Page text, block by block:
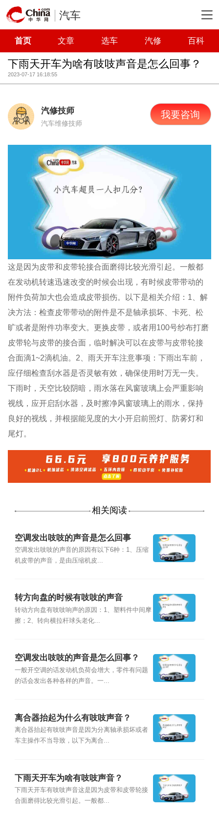
汽车
首页 文章 选车 汽修 百科
下雨天开车为啥有吱吱声音是怎么回事？
2023-07-17 16:18:55
汽修技师
汽车维修技师
我要咨询
这是因为皮带和皮带轮接合面磨得比较光滑引起。一般都
在发动机转速迅速改变的时候会出现，有时候皮带带动的
附件负荷加大也会造成皮带损伤。以下是相关介绍：1、解
决方法：检查皮带带动的附件是不是轴承损坏、卡死、松
旷或者是附件功率变大。更换皮带，或者用100号纱布打磨
皮带轮与皮带的接合面，临时解决可以在皮带与皮带轮接
合面滴1~2滴机油。2、雨天开车注意事项：下雨出车前，
应仔细检查刮水器是否灵敏有效，确保使用时万无一失。
下雨时，天空比较阴暗，雨水落在风窗玻璃上会严重影响
视线，应开启刮水器，及时擦净风窗玻璃上的雨水，保持
良好的视线，并根据能见度的大小开启前照灯、防雾灯和
尾灯。
相关阅读
空调发出吱吱的声音是怎么回事
空调发出吱吱的声音的原因有以下6种：1、压缩
机皮带的声音，是由压缩机皮...
转方向盘的时候有吱吱的声音
转动方向盘有吱吱响声的原因：1、塑料件中间摩
擦；2、转向横拉杆球头老化...
空调发出吱吱的声音是怎么回事？
一般开空调的话发动机负荷会增大，零件有问题
的话会发出各种各样的声音。一...
离合器抬起为什么有吱吱声音？
离合器抬起有吱吱声音是因为分离轴承损坏或者
车主操作不当导致，以下为离合...
下雨天开车为啥有吱吱声音？
下雨天开车有吱吱声音这是因为皮带和皮带轮接
合面磨得比较光滑引起。一般都...